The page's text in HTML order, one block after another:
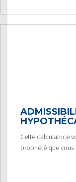
Cette calculatrice
propriété que